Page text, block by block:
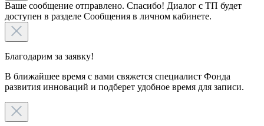
Ваше сообщение отправлено. Спасибо! Диалог с ТП будет
доступен в разделе Сообщения в личном кабинете.
Благодарим за заявку!
В ближайшее время с вами свяжется специалист Фонда
развития инноваций и подберет удобное время для записи.